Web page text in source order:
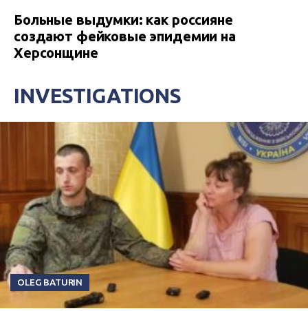
Больные выдумки: как россияне
создают фейковые эпидемии на
Херсонщине
INVESTIGATIONS
OLEG BATURIN